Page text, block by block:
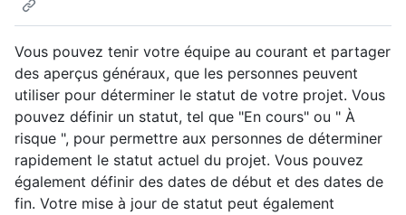
Vous pouvez tenir votre équipe au courant et partager
des aperçus généraux, que les personnes peuvent
utiliser pour déterminer le statut de votre projet. Vous
pouvez définir un statut, tel que "En cours" ou " À
risque ", pour permettre aux personnes de déterminer
rapidement le statut actuel du projet. Vous pouvez
également définir des dates de début et des dates de
fin. Votre mise à jour de statut peut également